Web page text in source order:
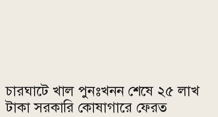
চারঘাটে খাল পুনঃখনন শেষে ২৫ লাখ
টাকা সরকারি কোষাগারে ফেরত